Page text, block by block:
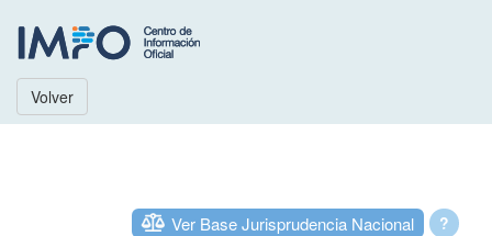
Volver
?
Ver Base Jurisprudencia Nacional